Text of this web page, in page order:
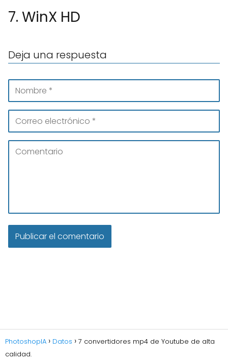
7. WinX HD
Deja una respuesta
PhotoshopIA Datos
7 convertidores mp4 de Youtube de alta
calidad.